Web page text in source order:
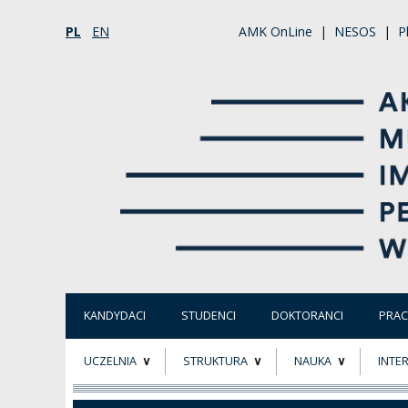
PL EN AMK OnLine | NESOS |
KANDYDACI STUDENCI DOKTORANCI
UCZELNIA STRUKTURA NAUKA